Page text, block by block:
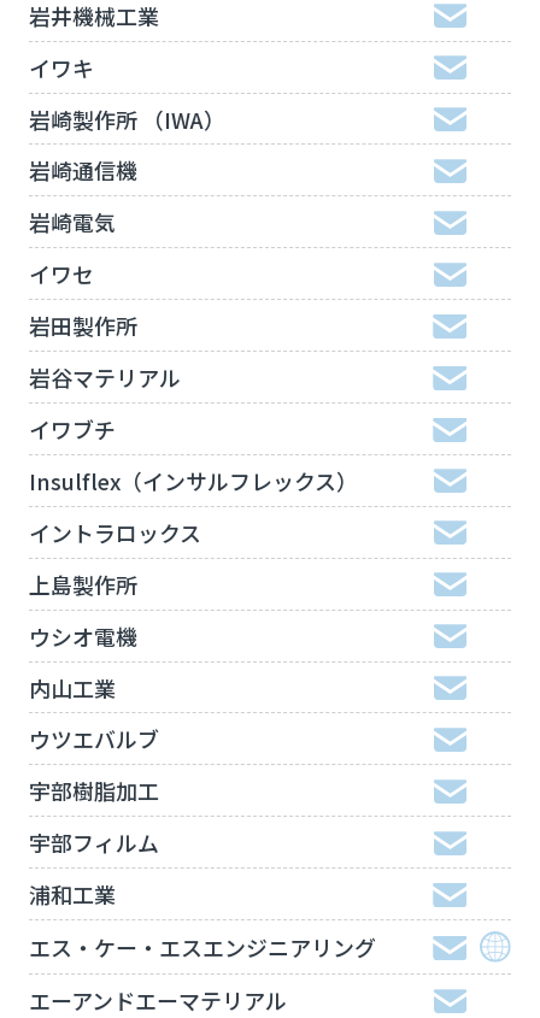
岩井機械工業
イワキ
岩崎製作所 （IWA）
岩崎通信機
岩崎電気
イワセ
岩田製作所
岩谷マテリアル
イワブチ
Insulflex（インサルフレックス）
イントラロックス
上島製作所
ウシオ電機
内山工業
ウツエバルブ
宇部樹脂加工
宇部フィルム
浦和工業
エス・ケー・エスエンジニアリング
エーアンドエーマテリアル